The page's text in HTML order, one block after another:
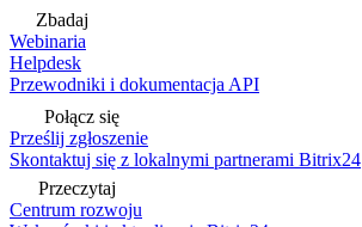
Zbadaj
Webinaria
Helpdesk
Przewodniki i dokumentacja API
Połącz się
Prześlij zgłoszenie
Skontaktuj się z lokalnymi partnerami Bitrix24
Przeczytaj
Centrum rozwoju